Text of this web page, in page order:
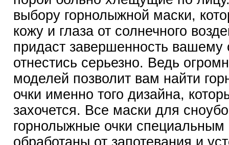
выбору горнолыжной маски,
кожу и глаза от солнечного
придаст завершенность вашему
отнестись серьезно. Ведь
моделей позволит вам найти
очки именно того дизайна,
захочется. Все маски для
горнолыжные очки специальным